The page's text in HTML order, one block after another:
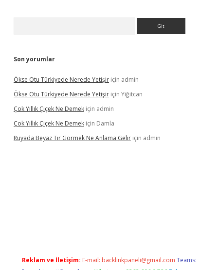
Son yorumlar
Ökse Otu Türkiyede Nerede Yetişir için admin
Ökse Otu Türkiyede Nerede Yetişir için Yiğitcan
Çok Yıllık Çiçek Ne Demek için admin
Çok Yıllık Çiçek Ne Demek için Damla
Rüyada Beyaz Tır Görmek Ne Anlama Gelir için admin
Reklam ve İletişim: E-mail: backlinkpaneli@gmail.com Teams: